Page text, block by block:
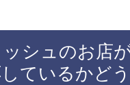
シュのお店
ているかど